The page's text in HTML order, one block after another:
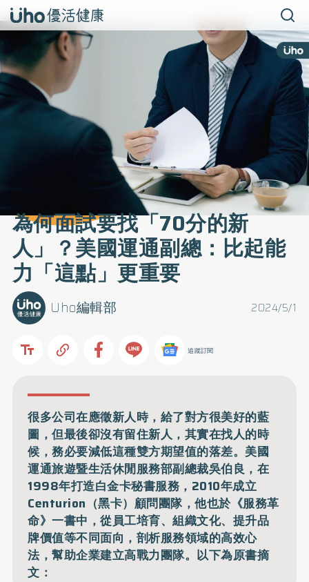
為何面試要找「70分的新
人」？美國運通副總：比起能
力「這點」更重要
2024/5/1
Uho編輯部
追蹤訂閱
很多公司在應徵新人時，給了對方很美好的藍
圖，但最後卻沒有留住新人，其實在找人的時
候，務必要減低這種雙方期望值的落差。美國
運通旅遊暨生活休閒服務部副總裁吳伯良，在
1998年打造白金卡秘書服務，2010年成立
Centurion（黑卡）顧問團隊，他也於《服務革
命》一書中，從員工培育、組織文化、提升品
牌價值等不同面向，剖析服務領域的高效心
法，幫助企業建立高戰力團隊。以下為原書摘
文：